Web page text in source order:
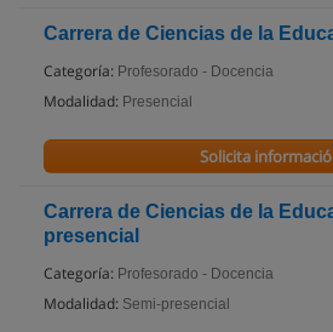
Carrera de Ciencias de la
Categoría: Profesorado - Docencia
Modalidad: Presencial
Solicita
Carrera de Ciencias de la
presencial
Categoría: Profesorado - Docencia
Modalidad: Semi-presencial